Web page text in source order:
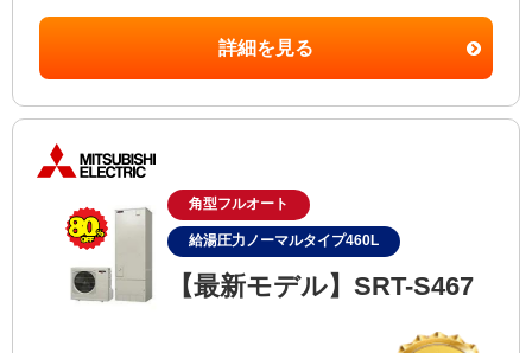
詳細を見る
角型フルオート
給湯圧力ノーマルタイプ460L
【最新モデル】SRT-S467